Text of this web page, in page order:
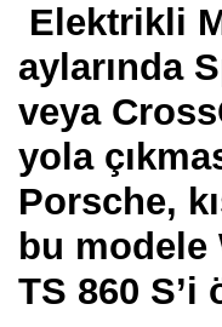
Elektrikli
aylarında
veya
yola
Porsche,
bu modele
TS 860 S’i